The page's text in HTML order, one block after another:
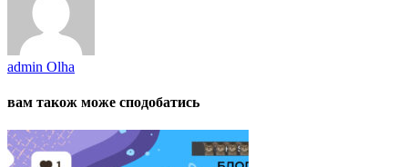
admin Olha
вам також може сподобатись